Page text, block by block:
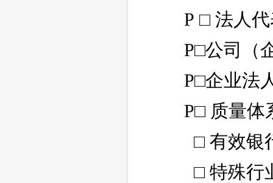
P □ 法人
P□公司（
P□企业法
P□ 质量体
□ 有效银
□ 特殊行